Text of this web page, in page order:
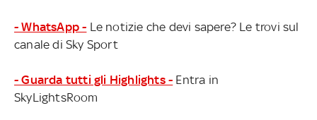
- WhatsApp - Le notizie che devi sapere? Le trovi sul
canale di Sky Sport
- Guarda tutti gli Highlights - Entra in
SkyLightsRoom